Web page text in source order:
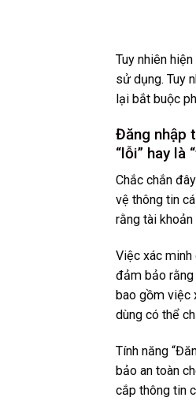
Tuy nhiên
sử dụng. Tuy
lại bắt buộc
Đăng nhập
“lỗi” hay là
Chắc chắn
vệ thông tin
rằng tài
Việc xác
đảm bảo rằng
bao gồm việc
dùng có thể
Tính năng
bảo an toàn
cắp thông tin